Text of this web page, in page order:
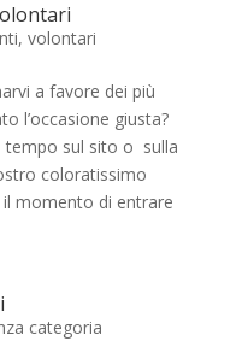
, volontari
a favore dei più
l’occasione giusta?
tempo sul sito o sulla
coloratissimo
il momento di entrare
categoria